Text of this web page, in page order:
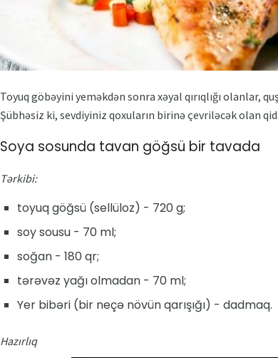
Toyuq göbəyini yeməkdən sonra xəyal qırıqlığı olanlar,
Şübhəsiz ki, sevdiyiniz qoxuların birinə çevriləcək olan
Soya sosunda tavan göğsü bir tavada
Tərkibi:
toyuq göğsü (sellüloz) - 720 g;
soy sousu - 70 ml;
soğan - 180 qr;
tərəvəz yağı olmadan - 70 ml;
Yer bibəri (bir neçə növün qarışığı) - dadmaq.
Hazırlıq